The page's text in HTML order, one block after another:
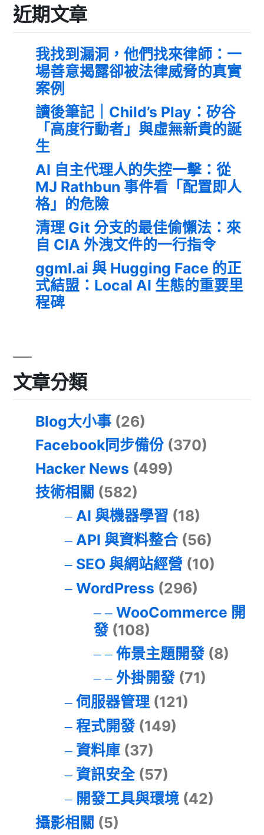
近期文章
我找到漏洞，他們找來律師：一
場善意揭露卻被法律威脅的真實
案例
讀後筆記｜Child’s Play：矽谷
「高度行動者」與虛無新貴的誕
生
AI 自主代理人的失控一擊：從
MJ Rathbun 事件看「配置即人
格」的危險
清理 Git 分支的最佳偷懶法：來
自 CIA 外洩文件的一行指令
ggml.ai 與 Hugging Face 的正
式結盟：Local AI 生態的重要里
程碑
文章分類
Blog大小事 (26)
Facebook同步備份 (370)
Hacker News (499)
技術相關 (582)
AI 與機器學習 (18)
API 與資料整合(56)
SEO 與網站經營 (10)
WordPress (296)
WooCommerce 開
發(108)
佈景主題開發(8)
外掛開發(71)
伺服器管理(121)
程式開發(149)
資料庫(37)
資訊安全(57)
開發工具與環境(42)
攝影相關 (5)